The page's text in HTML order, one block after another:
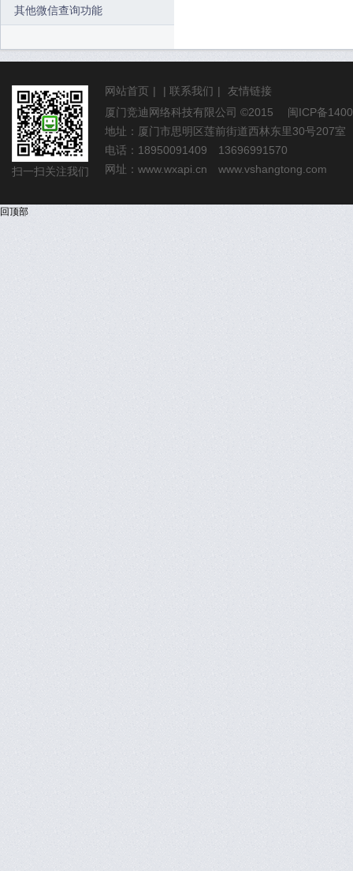
其他微信查询功能
扫一扫关注我们
网站首页 | | 联系我们 |
友情链接
厦门竞迪网络科技有限公司 ©2015 闽ICP备
地址：厦门市思明区莲前街道西林东里30号207室
电话：18950091409 13696991570
网址： www.wxapi.cn www.vshangtong.com
回顶部